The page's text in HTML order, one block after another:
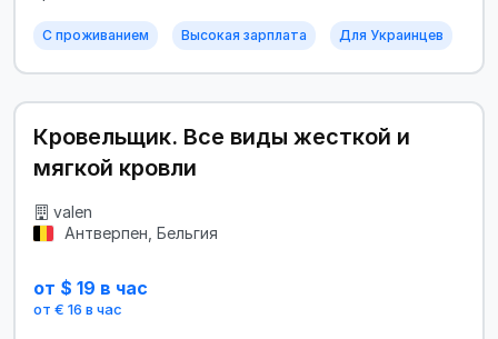
С проживанием Высокая зарплата Для Украинцев
Кровельщик. Все виды жесткой и
мягкой кровли
valen
Антверпен, Бельгия
от $ 19 в час
от € 16 в час